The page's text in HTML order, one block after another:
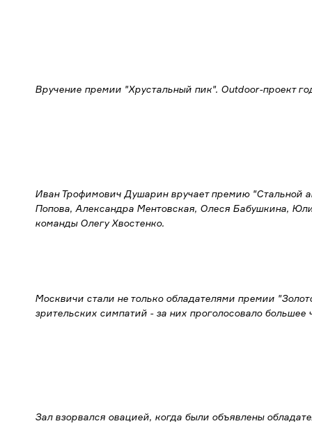
Вручение премии "Хрустальный пик". Outdoor-проект
Иван Трофимович Душарин вручает премию "Стальной
Попова, Александра Ментовская, Олеся Бабушкина,
команды Олегу Хвостенко.
Москвичи стали не только обладателями премии
зрительских симпатий - за них проголосовало большее
Зал взорвался овацией, когда были объявлены